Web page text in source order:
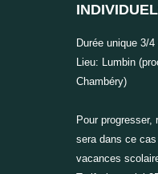
Durée unique 3/
Lieu: Lumbin
Chambéry)
Pour progresser,
sera dans ce
vacances